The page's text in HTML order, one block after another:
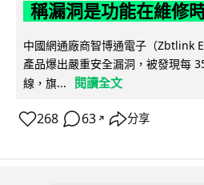
稱漏洞是功能在維修
中國網通廠商智博通電子（Zbtlink
產品爆出嚴重安全漏洞，被發現每
線，旗...
閱讀全文
268 63 ↗ 分享